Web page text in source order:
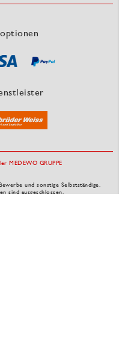
MEDEWO GRUPPE
und sonstige Selbstständige.
sind ausgeschlossen.